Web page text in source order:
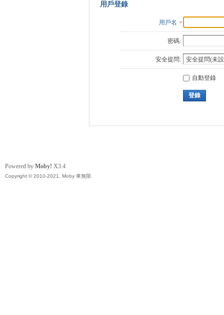
用戶登錄
用戶名
密碼:
安全提問:
自動登錄
登錄
Powered by Moby! X3.4
Copyright © 2010-2021, Moby 車無限.